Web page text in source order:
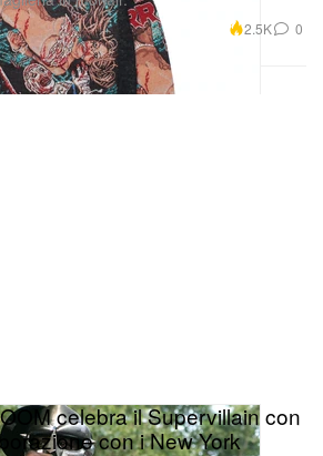
2.5K 0
celebra il Supervillain con
con i New York